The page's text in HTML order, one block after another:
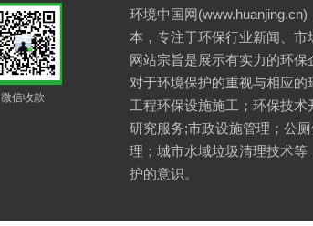
微信收款
环境中国网
本，专注于环保行业新闻、
网站宗旨是展示有实力的环保
对于环境保护的重视与相应的
工程环保设施施工；环保技
研究服务;市政设施管理；公
理；城市水域垃圾清理技术等
护的意识。